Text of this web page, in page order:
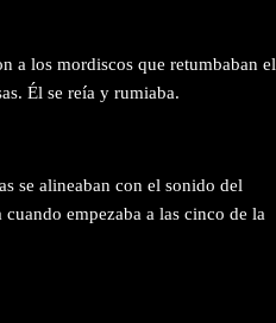
a los mordiscos que retumbaban el
Él se reía y rumiaba.
se alineaban con el sonido del
empezaba a las cinco de la